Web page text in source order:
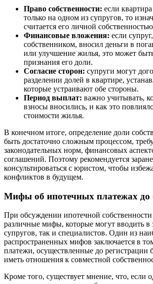
Право собственности: если
только на одном из супругов, то
считается его личной
Финансовые вложения: если
собственником, вносил деньги в
или улучшение жилья, это может
признания его доли.
Согласие сторон: супруги могут
разделении долей в квартире,
которые устраивают обе стороны.
Период выплат: важно учитывать,
взносы вносились, и как это
стоимости жилья.
В конечном итоге, определение доли
быть достаточно сложным процессом,
законодательных норм, финансовых
соглашений. Поэтому рекомендуется
консультироваться с юристом, чтобы
конфликтов в будущем.
Мифы об ипотечных платежах до
При обсуждении ипотечной
различные мифы, которые могут вводить в
супругов, так и специалистов. Один из
распространенных мифов заключается в
платежи, осуществленные до регистрации
иметь отношения к совместной
Кроме того, существует мнение, что, если